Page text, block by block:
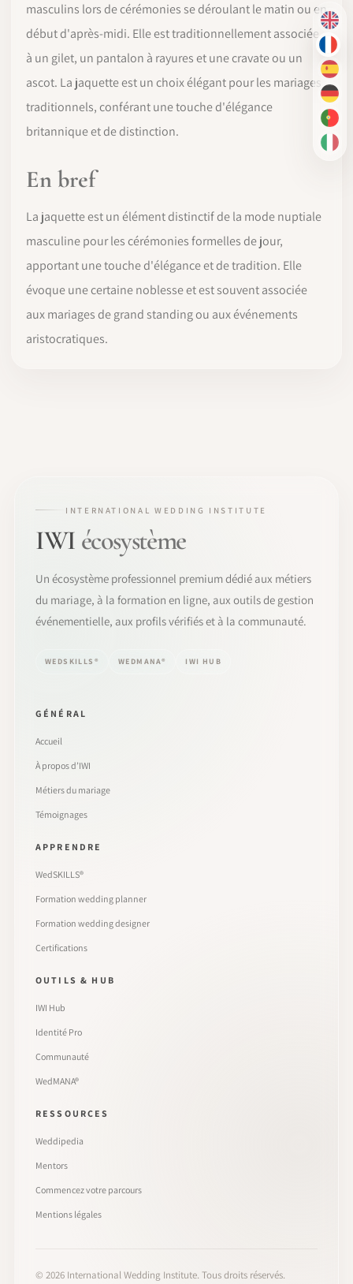
EN
FR
ES
DE
PT-
IT
masculins lors de cérémonies se déroulant le matin ou en
début d'après-midi. Elle est traditionnellement associée
à un gilet, un pantalon à rayures et une cravate ou un
ascot. La jaquette est un choix élégant pour les mariages
traditionnels, conférant une touche d'élégance
britannique et de distinction.
En bref
La jaquette est un élément distinctif de la mode nuptiale
masculine pour les cérémonies formelles de jour,
apportant une touche d'élégance et de tradition. Elle
évoque une certaine noblesse et est souvent associée
aux mariages de grand standing ou aux événements
aristocratiques.
INTERNATIONAL WEDDING INSTITUTE
IWI écosystème
Un écosystème professionnel premium dédié aux métiers
du mariage, à la formation en ligne, aux outils de gestion
événementielle, aux profils vérifiés et à la communauté.
WEDSKILLS® WEDMANA® IWI HUB
GÉNÉRAL
Accueil
À propos d’IWI
Métiers du mariage
Témoignages
APPRENDRE
WedSKILLS®
Formation wedding planner
Formation wedding designer
Certifications
OUTILS & HUB
IWI Hub
Identité Pro
Communauté
WedMANA®
RESSOURCES
Weddipedia
Mentors
Commencez votre parcours
Mentions légales
© 2026 International Wedding Institute. Tous droits réservés.